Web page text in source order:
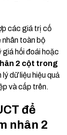
các giá trị cố
nhân toàn bộ
hối đoái hoặc
2 cột trong
dữ liệu hiệu quả
và cấp trên.
để
nhân 2